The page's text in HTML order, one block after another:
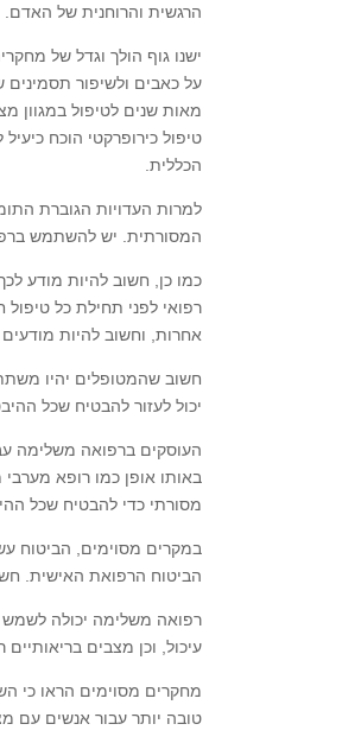
הרגשית והרוחנית של האדם.
ישנו גוף הולך וגדל של
על כאבים ולשיפור
מאות שנים לטיפול במגוון
טיפול כירופרקטי הוכח
הכללית.
למרות העדויות הגוברת
המסורתית. יש להשתמש
כמו כן, חשוב להיות מודע
רפואי לפני תחילת כל
אחרות, וחשוב להיות מודעים
חשוב שהמטופלים יהיו
יכול לעזור להבטיח שכל
העוסקים ברפואה משלימה
באותו אופן כמו רופא
מסורתי כדי להבטיח שכל
במקרים מסוימים, הביטוח
הביטוח הרפואת האישית.
רפואה משלימה יכולה לשמש
עיכול, וכן מצבים בריאותיים
מחקרים מסוימים הראו כי
טובה יותר עבור אנשים עם